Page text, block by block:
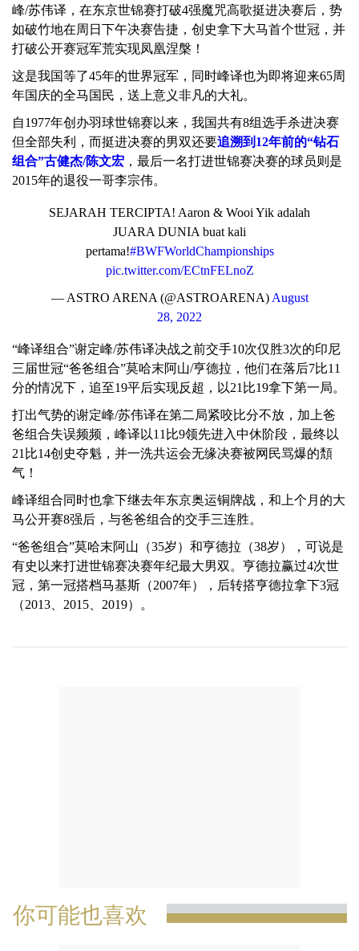
峰/苏伟译，在东京世锦赛打破4强魔咒高歌挺进决赛后，势
如破竹地在周日下午决赛告捷，创史拿下大马首个世冠，并
打破公开赛冠军荒实现凤凰涅槃！
这是我国等了45年的世界冠军，同时峰译也为即将迎来65周
年国庆的全马国民，送上意义非凡的大礼。
自1977年创办羽球世锦赛以来，我国共有8组选手杀进决赛
但全部失利，而挺进决赛的男双还要追溯到12年前的“钻石
组合”古健杰/陈文宏 ，最后一名打进世锦赛决赛的球员则是
2015年的退役一哥李宗伟。
SEJARAH TERCIPTA! Aaron & Wooi Yik adalah
JUARA DUNIA buat kali
pertama!#BWFWorldChampionships
pic.twitter.com/ECtnFELnoZ
— ASTRO ARENA (@ASTROARENA) August
28, 2022
“峰译组合”谢定峰/苏伟译决战之前交手10次仅胜3次的印尼
三届世冠“爸爸组合”莫哈末阿山/亨德拉，他们在落后7比11
分的情况下，追至19平后实现反超，以21比19拿下第一局。
打出气势的谢定峰/苏伟译在第二局紧咬比分不放，加上爸
爸组合失误频频，峰译以11比9领先进入中休阶段，最终以
21比14创史夺魁，并一洗共运会无缘决赛被网民骂爆的頽
气！
峰译组合同时也拿下继去年东京奥运铜牌战，和上个月的大
马公开赛8强后，与爸爸组合的交手三连胜。
“爸爸组合”莫哈末阿山（35岁）和亨德拉（38岁），可说是
有史以来打进世锦赛决赛年纪最大男双。亨德拉赢过4次世
冠，第一冠搭档马基斯（2007年），后转搭亨德拉拿下3冠
（2013、2015、2019）。
你可能也喜欢